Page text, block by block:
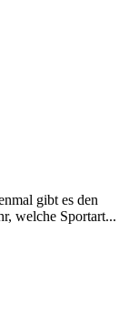
gibt es den
welche Sportart...